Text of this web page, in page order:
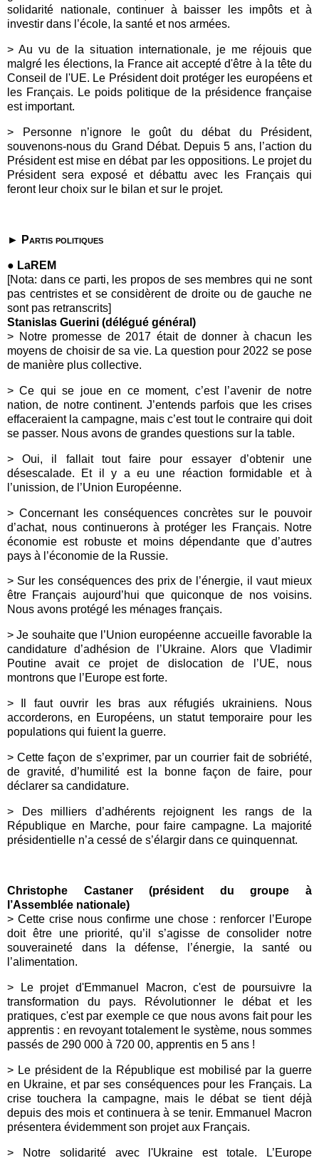
solidarité nationale, continuer à baisser les impôts et à
investir dans l’école, la santé et nos armées.
> Au vu de la situation internationale, je me réjouis que
malgré les élections, la France ait accepté d'être à la tête du
Conseil de l'UE. Le Président doit protéger les européens et
les Français. Le poids politique de la présidence française
est important.
>
Personne n’ignore le goût du débat du Président,
souvenons-nous du Grand Débat. Depuis 5 ans, l’action du
Président est mise en débat par les oppositions. Le projet du
Président sera exposé et débattu avec les Français qui
feront leur choix sur le bilan et sur le projet.
► Partis politiques
● LaREM
[Nota: dans ce parti, les propos de ses membres qui ne sont
pas centristes et se considèrent de droite ou de gauche ne
sont pas retranscrits]
Stanislas Guerini (délégué général)
> Notre promesse de 2017 était de donner à chacun les
moyens de choisir de sa vie. La question pour 2022 se pose
de manière plus collective.
> Ce qui se joue en ce moment, c’est l’avenir de notre
nation, de notre continent. J’entends parfois que les crises
effaceraient la campagne, mais c’est tout le contraire qui doit
se passer. Nous avons de grandes questions sur la table.
> Oui, il fallait tout faire pour essayer d’obtenir une
désescalade. Et il y a eu une réaction formidable et à
l’unission, de l’Union Européenne.
> Concernant les conséquences concrètes sur le pouvoir
d’achat, nous continuerons à protéger les Français. Notre
économie est robuste et moins dépendante que d’autres
pays à l’économie de la Russie.
> Sur les conséquences des prix de l’énergie, il vaut mieux
être Français aujourd’hui que quiconque de nos voisins.
Nous avons protégé les ménages français.
> Je souhaite que l’Union européenne accueille favorable la
candidature d’adhésion de l’Ukraine. Alors que Vladimir
Poutine avait ce projet de dislocation de l’UE, nous
montrons que l’Europe est forte.
> Il faut ouvrir les bras aux réfugiés ukrainiens. Nous
accorderons, en Européens, un statut temporaire pour les
populations qui fuient la guerre.
> Cette façon de s’exprimer, par un courrier fait de sobriété,
de gravité, d’humilité est la bonne façon de faire, pour
déclarer sa candidature.
> Des milliers d’adhérents rejoignent les rangs de la
République en Marche, pour faire campagne. La majorité
présidentielle n’a cessé de s’élargir dans ce quinquennat.
Christophe Castaner(président du groupe à
l’Assemblée nationale)
> Cette crise nous confirme une chose : renforcer l’Europe
doit être une priorité, qu’il s’agisse de consolider notre
souveraineté dans la défense, l’énergie, la santé ou
l’alimentation.
> Le projet d'Emmanuel Macron, c'est de poursuivre la
transformation du pays. Révolutionner le débat et les
pratiques, c'est par exemple ce que nous avons fait pour les
apprentis : en revoyant totalement le système, nous sommes
passés de 290 000 à 720 00, apprentis en 5 ans !
> Le président de la République est mobilisé par la guerre
en Ukraine, et par ses conséquences pour les Français. La
crise touchera la campagne, mais le débat se tient déjà
depuis des mois et continuera à se tenir. Emmanuel Macron
présentera évidemment son projet aux Français.
> Notre solidarité avec l'Ukraine est totale. L’Europe